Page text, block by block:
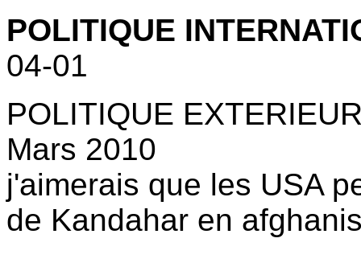
POLITIQUE
04-01
POLITIQUE
Mars 2010
j'aimerais que les USA
de Kandahar en